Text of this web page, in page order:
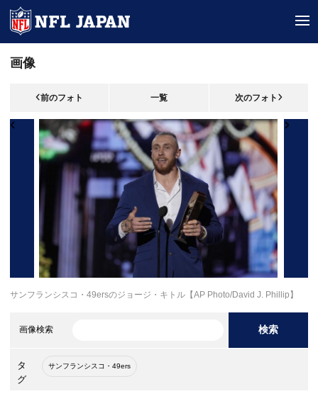
画像
前のフォト 一覧 次のフォト
サンフランシスコ・49ersのジョージ・キトル【AP Photo/David J. Phillip】
画像検索 検索
タ
グ
サンフランシスコ・49ers